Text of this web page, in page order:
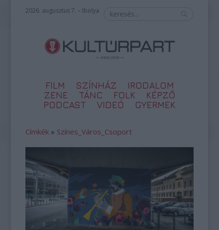
2026. augusztus 7. – Ibolya
FILM SZÍNHÁZ
IRODALOM
ZENE
TÁNC FOLK
KÉPZŐ
PODCAST
VIDEÓ GYERMEK
Címkék » Színes_Város_Csoport